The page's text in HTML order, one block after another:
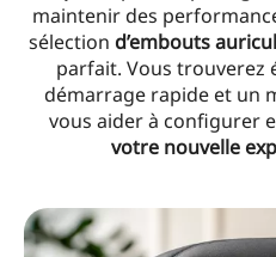
maintenir des
sélection d’embouts
parfait. Vous trouverez
démarrage rapide et un
vous aider à configurer
votre nouvelle